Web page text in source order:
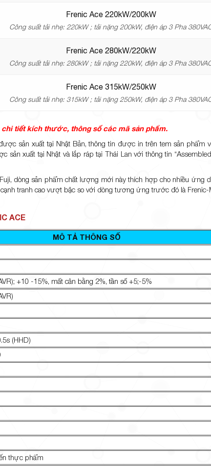
Frenic Ace 220kW/200kW
Công suất tải nhẹ: 220kW ; tải nặng 200kW, điện áp 3 Pha
Frenic Ace 280kW/220kW
Công suất tải nhẹ: 280kW ; tải nặng 220kW, điện áp 3 Pha
Frenic Ace 315kW/250kW
Công suất tải nhẹ: 315kW ; tải nặng 250kW, điện áp 3 Pha
tiết kích thước, thông số các mã sản phẩm.
sản xuất tại Nhật Bản, thông tin được in trên tem sản phẩm
sản xuất tại Nhật và lắp ráp tại Thái Lan với thông tin
dòng sản phẩm chất lượng mới này thích hợp cho nhiều ứng
tranh cao vượt bậc so với dòng tương ứng trước đó là Frenic-
ACE
MÔ TẢ THÔNG SỐ
+10 -15%, mất cân bằng 2%, tần số +5;-5%
(HHD)
thực phẩm